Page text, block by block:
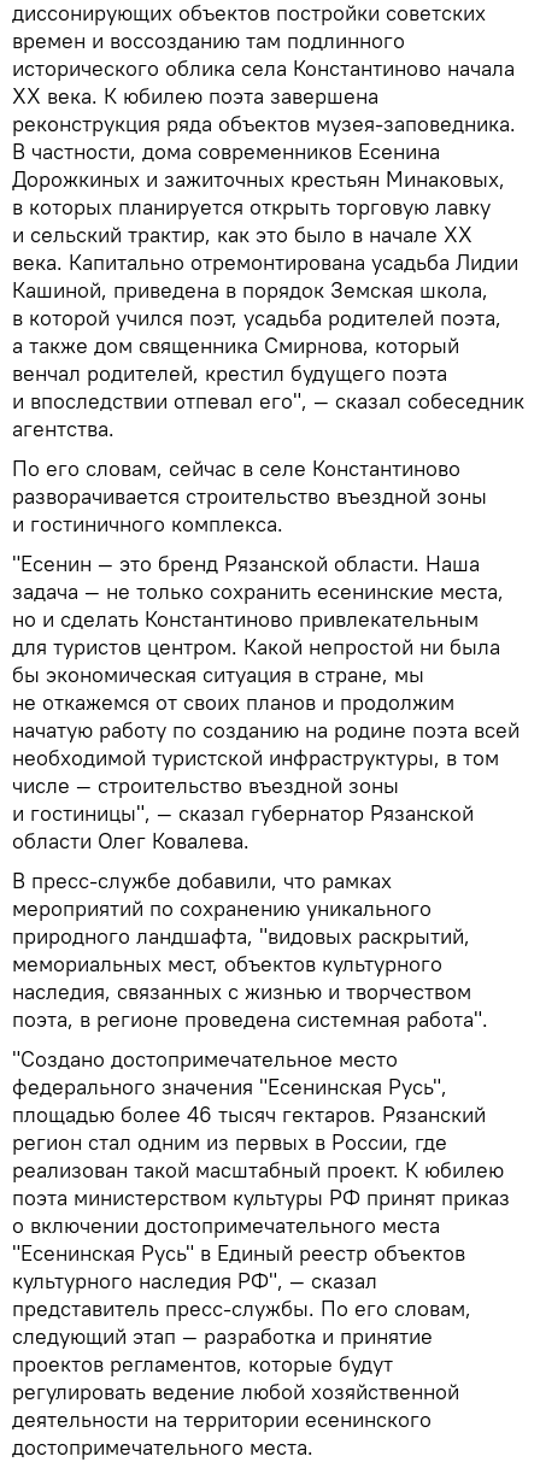
диссонирующих объектов постройки советских
времен и воссозданию там подлинного
исторического облика села Константиново начала
ХХ века. К юбилею поэта завершена
реконструкция ряда объектов музея-заповедника.
В частности, дома современников Есенина
Дорожкиных и зажиточных крестьян Минаковых,
в которых планируется открыть торговую лавку
и сельский трактир, как это было в начале ХХ
века. Капитально отремонтирована усадьба Лидии
Кашиной, приведена в порядок Земская школа,
в которой учился поэт, усадьба родителей поэта,
а также дом священника Смирнова, который
венчал родителей, крестил будущего поэта
и впоследствии отпевал его", — сказал собеседник
агентства.
По его словам, сейчас в селе Константиново
разворачивается строительство въездной зоны
и гостиничного комплекса.
"Есенин — это бренд Рязанской области. Наша
задача — не только сохранить есенинские места,
но и сделать Константиново привлекательным
для туристов центром. Какой непростой ни была
бы экономическая ситуация в стране, мы
не откажемся от своих планов и продолжим
начатую работу по созданию на родине поэта всей
необходимой туристской инфраструктуры, в том
числе — строительство въездной зоны
и гостиницы", — сказал губернатор Рязанской
области Олег Ковалева.
В пресс-службе добавили, что рамках
мероприятий по сохранению уникального
природного ландшафта, "видовых раскрытий,
мемориальных мест, объектов культурного
наследия, связанных с жизнью и творчеством
поэта, в регионе проведена системная работа".
"Создано достопримечательное место
федерального значения "Есенинская Русь",
площадью более 46 тысяч гектаров. Рязанский
регион стал одним из первых в России, где
реализован такой масштабный проект. К юбилею
поэта министерством культуры РФ принят приказ
о включении достопримечательного места
"Есенинская Русь" в Единый реестр объектов
культурного наследия РФ", — сказал
представитель пресс-службы. По его словам,
следующий этап — разработка и принятие
проектов регламентов, которые будут
регулировать ведение любой хозяйственной
деятельности на территории есенинского
достопримечательного места.